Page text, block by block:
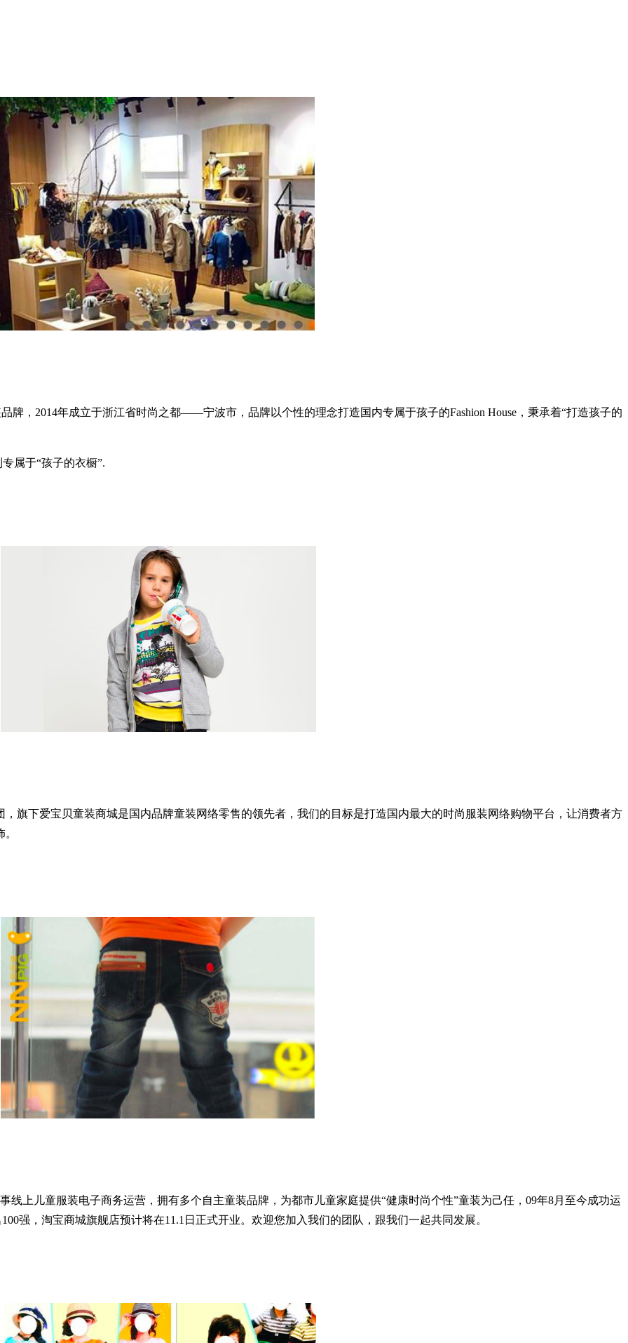
，2014年成立于浙江省时尚之都——宁波市，品牌以个性的理念打造国内专属于孩子的Fashion House，秉承着“打造孩子的
属于“孩子的衣橱”.
下爱宝贝童装商城是国内品牌童装网络零售的领先者，我们的目标是打造国内最大的时尚服装网络购物平台，让消费者方
儿童服装电子商务运营，拥有多个自主童装品牌，为都市儿童家庭提供“健康时尚个性”童装为己任，09年8月至今成功运
强，淘宝商城旗舰店预计将在11.1日正式开业。欢迎您加入我们的团队，跟我们一起共同发展。